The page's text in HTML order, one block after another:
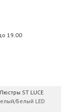
19.00
Люстры ST LUCE
Белый LED